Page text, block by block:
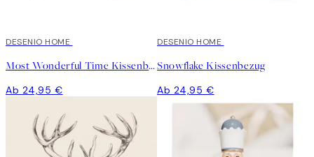
DESENIO HOME
Most Wonderful Time Kissenbezug
Ab 24,95 €
DESENIO HOME
Snowflake Kissenbezug
Ab 24,95 €